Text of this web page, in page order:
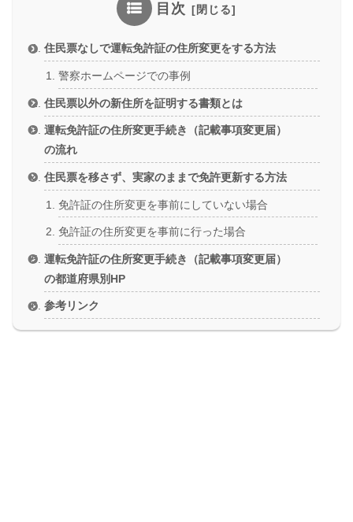
目次
住民票なしで運転免許証の住所変更をする方法
警察ホームページでの事例
住民票以外の新住所を証明する書類とは
運転免許証の住所変更手続き（記載事項変更届）
の流れ
住民票を移さず、実家のままで免許更新する方法
免許証の住所変更を事前にしていない場合
免許証の住所変更を事前に行った場合
運転免許証の住所変更手続き（記載事項変更届）
の都道府県別HP
参考リンク